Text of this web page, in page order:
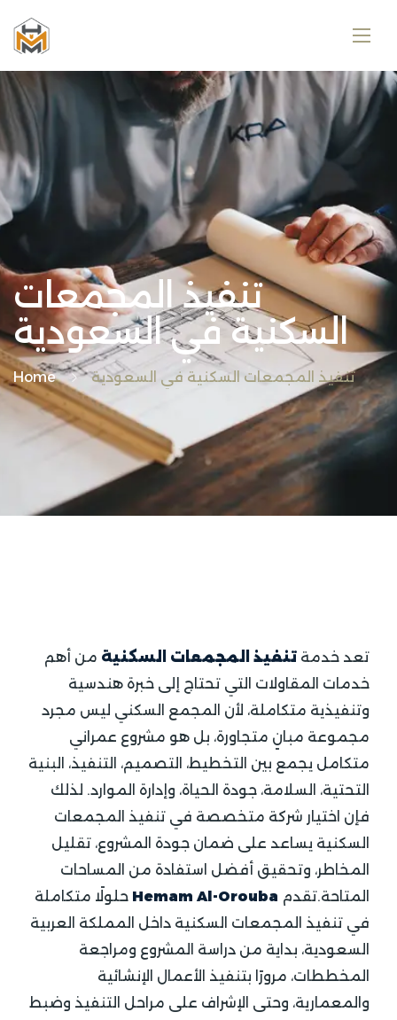
تنفيذ المجمعات
السكنية في السعودية
Home تنفيذ المجمعات السكنية في السعودية
تعد خدمة تنفيذ المجمعات السكنية من أهم
خدمات المقاولات التي تحتاج إلى خبرة هندسية
وتنفيذية متكاملة، لأن المجمع السكني ليس مجرد
مجموعة مبانٍ متجاورة، بل هو مشروع عمراني
متكامل يجمع بين التخطيط، التصميم، التنفيذ، البنية
التحتية، السلامة، جودة الحياة، وإدارة الموارد. لذلك
فإن اختيار شركة متخصصة في تنفيذ المجمعات
السكنية يساعد على ضمان جودة المشروع، تقليل
المخاطر، وتحقيق أفضل استفادة من المساحات
المتاحة.تقدم Hemam Al-Orouba حلولًا متكاملة
في تنفيذ المجمعات السكنية داخل المملكة العربية
السعودية، بداية من دراسة المشروع ومراجعة
المخططات، مرورًا بتنفيذ الأعمال الإنشائية
والمعمارية، وحتى الإشراف على مراحل التنفيذ وضبط